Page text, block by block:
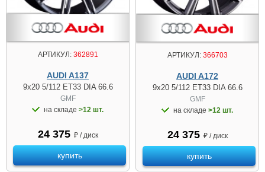
АРТИКУЛ:362891
AUDI A137
9x20 5/112 ET33 DIA 66.6
GMF
на складе >12 шт.
24 375 ₽ / диск
купить
АРТИКУЛ:366703
AUDI A172
9x20 5/112 ET33 DIA 66.6
GMF
на складе >12 шт.
24 375 ₽ / диск
купить